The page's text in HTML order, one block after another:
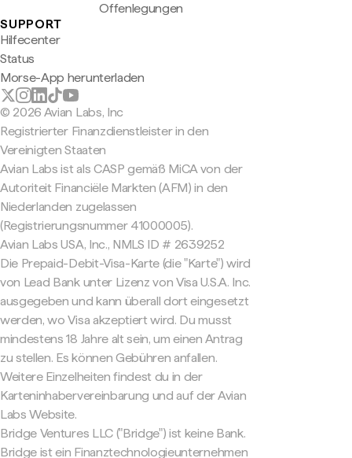
Offenlegungen
SUPPORT
Hilfecenter
Status
Morse-App herunterladen
© 2026 Avian Labs, Inc
Registrierter Finanzdienstleister in den
Vereinigten Staaten
Avian Labs ist als CASP gemäß MiCA von der
Autoriteit Financiële Markten (AFM) in den
Niederlanden zugelassen
(Registrierungsnummer 41000005).
Avian Labs USA, Inc., NMLS ID # 2639252
Die Prepaid-Debit-Visa-Karte (die "Karte") wird
von Lead Bank unter Lizenz von Visa U.S.A. Inc.
ausgegeben und kann überall dort eingesetzt
werden, wo Visa akzeptiert wird. Du musst
mindestens 18 Jahre alt sein, um einen Antrag
zu stellen. Es können Gebühren anfallen.
Weitere Einzelheiten findest du in der
Karteninhabervereinbarung und auf der Avian
Labs Website.
Bridge Ventures LLC ("Bridge") ist keine Bank.
Bridge ist ein Finanztechnologieunternehmen